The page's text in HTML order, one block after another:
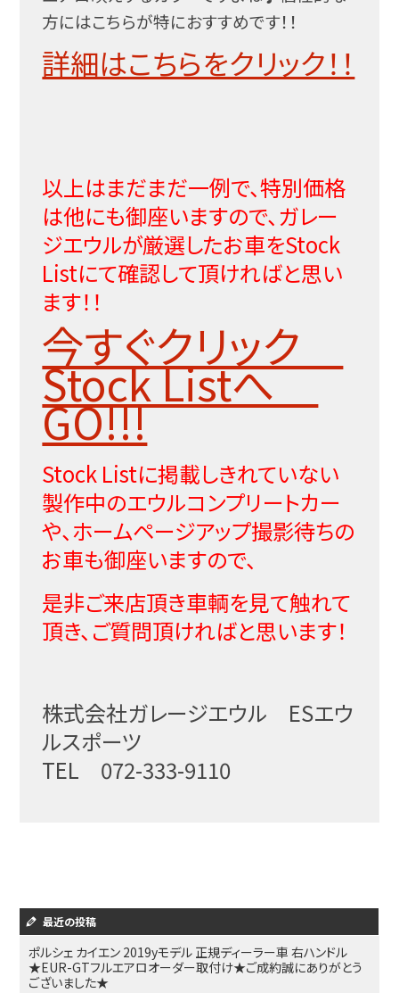
方にはこちらが特におすすめです！！
詳細はこちらをクリック！！
以上はまだまだ一例で、特別価格
は他にも御座いますので、ガレー
ジエウルが厳選したお車をStock
Listにて確認して頂ければと思い
ます！！
今すぐクリック
Stock Listへ
GO!!!
Stock Listに掲載しきれていない
製作中のエウルコンプリートカー
や、ホームページアップ撮影待ちの
お車も御座いますので、
是非ご来店頂き車輌を見て触れて
頂き、ご質問頂ければと思います！
株式会社ガレージエウル ESエウ
ルスポーツ
TEL 072-333-9110
最近の投稿
ポルシェ カイエン 2019yモデル 正規ディーラー車 右ハンドル
★EUR-GTフルエアロオーダー取付け★ご成約誠にありがとう
ございました★